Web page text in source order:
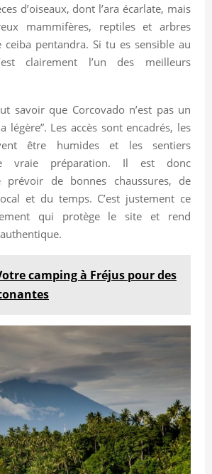
d’oiseaux, dont l’ara écarlate, mais
mammifères, reptiles et arbres
ceiba pentandra. Si tu es sensible au
clairement l’un des meilleurs
savoir que Corcovado n’est pas un
légère”. Les accès sont encadrés, les
être humides et les sentiers
vraie préparation. Il est donc
prévoir de bonnes chaussures, de
et du temps. C’est justement ce
qui protège le site et rend
camping à Fréjus pour des